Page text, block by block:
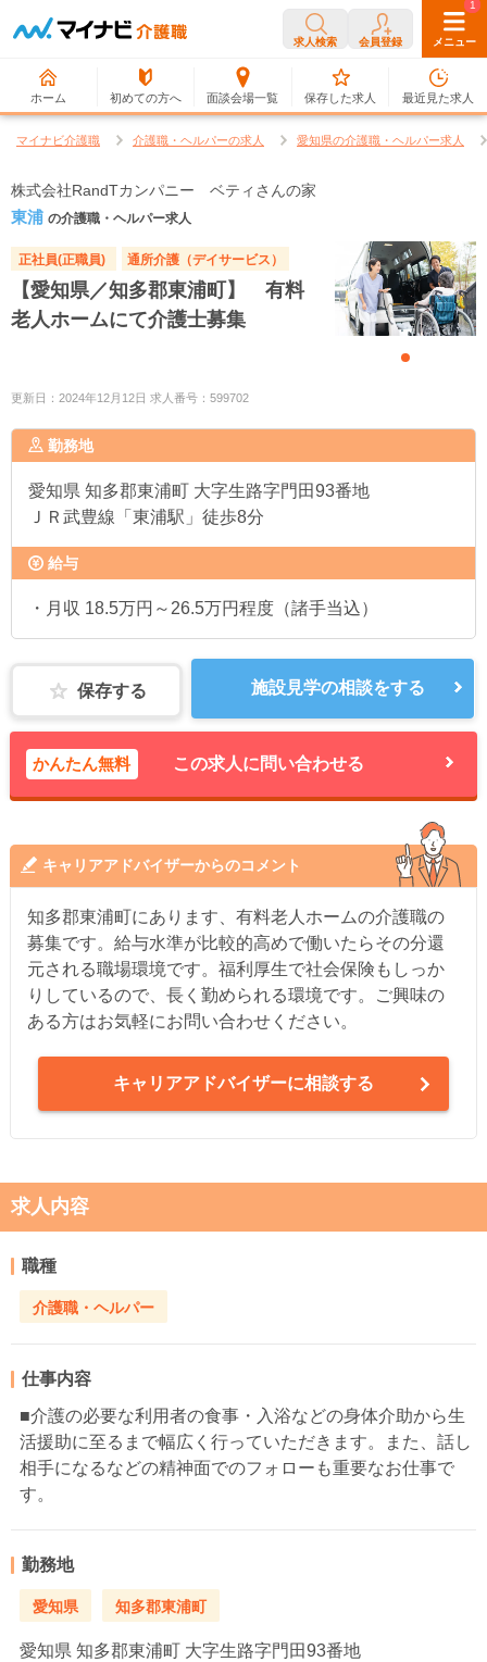
求人検索 会員登録 メニュー
ホーム 初めての方へ 面談会場一覧
0
保存した求人
1
最近見た求人
マイナビ介護職 介護職・ヘルパーの求人 愛知県の介護職・ヘルパー求人
株式会社RandTカンパニー ベティさんの家
東浦 の介護職・ヘルパー求人
正社員(正職員) 通所介護（デイサービス）
【愛知県／知多郡東浦町】 有料
老人ホームにて介護士募集
更新日：2024年12月12日 求人番号：599702
勤務地
愛知県 知多郡東浦町 大字生路字門田93番地
ＪＲ武豊線「東浦駅」徒歩8分
給与
・月収 18.5万円～26.5万円程度（諸手当込）
保存する 施設見学の相談をする
かんたん無料 この求人に問い合わせる
キャリアアドバイザーからのコメント
知多郡東浦町にあります、有料老人ホームの介護職の
募集です。給与水準が比較的高めで働いたらその分還
元される職場環境です。福利厚生で社会保険もしっか
りしているので、長く勤められる環境です。ご興味の
ある方はお気軽にお問い合わせください。
キャリアアドバイザーに相談する
求人内容
職種
介護職・ヘルパー
仕事内容
■介護の必要な利用者の食事・入浴などの身体介助から生
活援助に至るまで幅広く行っていただきます。また、話し
相手になるなどの精神面でのフォローも重要なお仕事で
す。
勤務地
愛知県 知多郡東浦町
愛知県 知多郡東浦町 大字生路字門田93番地